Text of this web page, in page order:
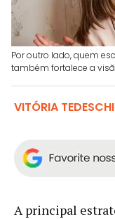
Por outro lado, quem
também fortalece a
VITÓRIA TEDESCHI
A principal